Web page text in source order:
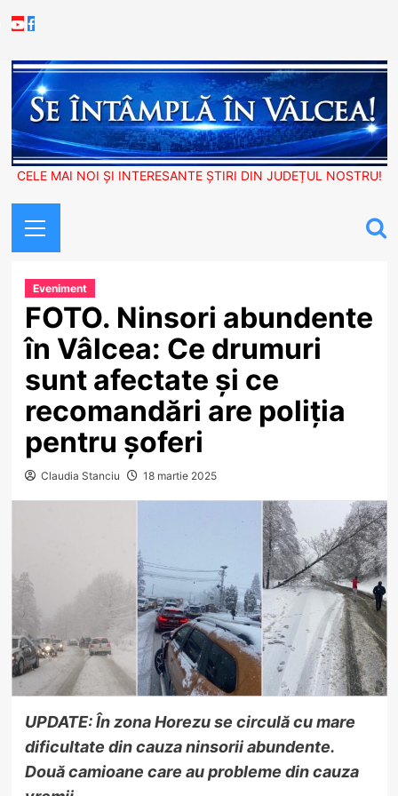
to
Youtube
Facebook
CELE MAI NOI ȘI INTERESANTE ȘTIRI DIN JUDEȚUL NOSTRU!
Menu
Eveniment
FOTO. Ninsori abundente
în Vâlcea: Ce drumuri
sunt afectate și ce
recomandări are poliția
pentru șoferi
Claudia Stanciu 18 martie 2025
UPDATE: În zona Horezu se circulă cu mare
dificultate din cauza ninsorii abundente.
Două camioane care au probleme din cauza